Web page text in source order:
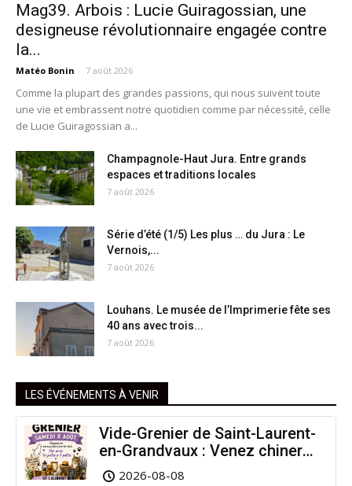
Mag39. Arbois : Lucie Guiragossian, une
designeuse révolutionnaire engagée contre
la...
Matéo Bonin - 7 août 2026
Comme la plupart des grandes passions, qui nous suivent toute
une vie et embrassent notre quotidien comme par nécessité, celle
de Lucie Guiragossian a...
Champagnole-Haut Jura. Entre grands
espaces et traditions locales
7 août 2026
Série d’été (1/5) Les plus … du Jura : Le
Vernois,...
7 août 2026
Louhans. Le musée de l’Imprimerie fête ses
40 ans avec trois...
7 août 2026
LES ÉVÉNEMENTS À VENIR
Vide-Grenier de Saint-Laurent-
en-Grandvaux : Venez chiner
pour la bonne cause !
2026-08-08